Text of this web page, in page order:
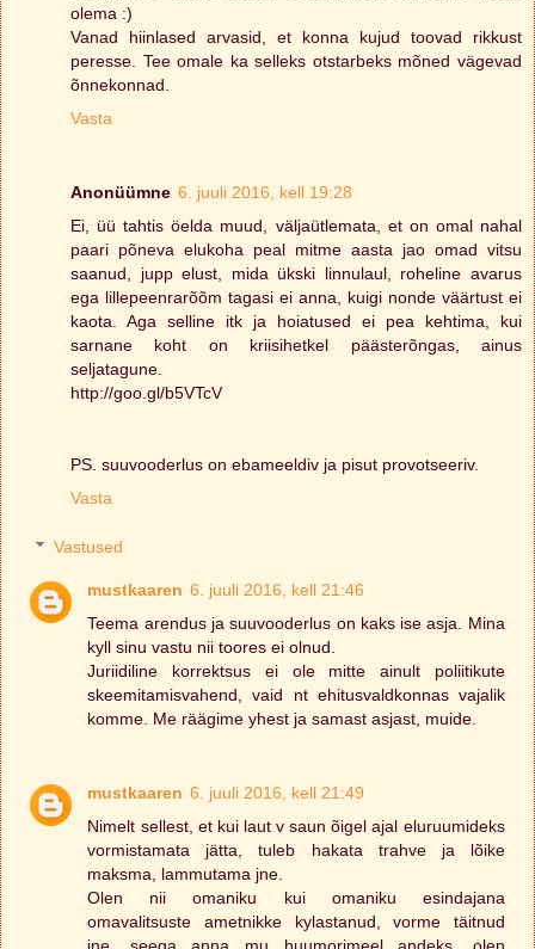
olema :)
Vanad hiinlased arvasid, et konna kujud toovad rikkust
peresse. Tee omale ka selleks otstarbeks mõned vägevad
õnnekonnad.
Vasta
Anonüümne 6. juuli 2016, kell 19:28
Ei, üü tahtis öelda muud, väljaütlemata, et on omal nahal
paari põneva elukoha peal mitme aasta jao omad vitsu
saanud, jupp elust, mida ükski linnulaul, roheline avarus
ega lillepeenrarõõm tagasi ei anna, kuigi nonde väärtust ei
kaota. Aga selline itk ja hoiatused ei pea kehtima, kui
sarnane koht on kriisihetkel päästerõngas, ainus
seljatagune.
http://goo.gl/b5VTcV
PS. suuvooderlus on ebameeldiv ja pisut provotseeriv.
Vasta
Vastused
mustkaaren 6. juuli 2016, kell 21:46
Teema arendus ja suuvooderlus on kaks ise asja. Mina
kyll sinu vastu nii toores ei olnud.
Juriidiline korrektsus ei ole mitte ainult poliitikute
skeemitamisvahend, vaid nt ehitusvaldkonnas vajalik
komme. Me räägime yhest ja samast asjast, muide.
mustkaaren 6. juuli 2016, kell 21:49
Nimelt sellest, et kui laut v saun õigel ajal eluruumideks
vormistamata jätta, tuleb hakata trahve ja lõike
maksma, lammutama jne.
Olen nii omaniku kui omaniku esindajana
omavalitsuste ametnikke kylastanud, vorme täitnud